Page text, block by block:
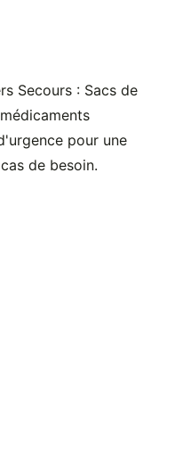
Secours : Sacs de
pour une
de besoin.